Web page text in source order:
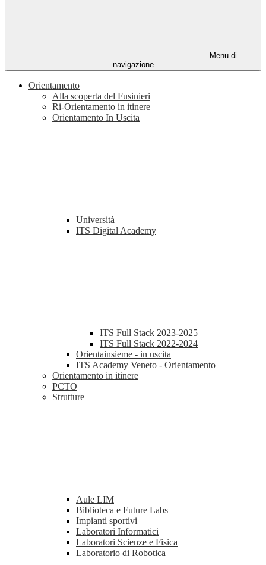
Menu di
navigazione
Orientamento
Alla scoperta del Fusinieri
Ri-Orientamento in itinere
Orientamento In Uscita
Università
ITS Digital Academy
ITS Full Stack 2023-2025
ITS Full Stack 2022-2024
Orientainsieme - in uscita
ITS Academy Veneto - Orientamento
Orientamento in itinere
PCTO
Strutture
Aule LIM
Biblioteca e Future Labs
Impianti sportivi
Laboratori Informatici
Laboratori Scienze e Fisica
Laboratorio di Robotica